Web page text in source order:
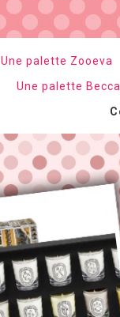
Une palette Zooeva
Une palette Becca